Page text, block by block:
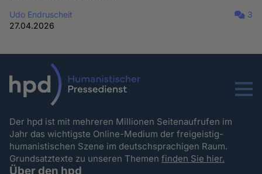
Udo Endruscheit
27.04.2026
3
Menu
Der hpd ist mit mehreren Millionen Seitenaufrufen im
Jahr das wichtigste Online-Medium der freigeistig-
humanistischen Szene im deutschsprachigen Raum.
Grundsatztexte zu unseren Themenfinden Sie hier.
Über den hpd